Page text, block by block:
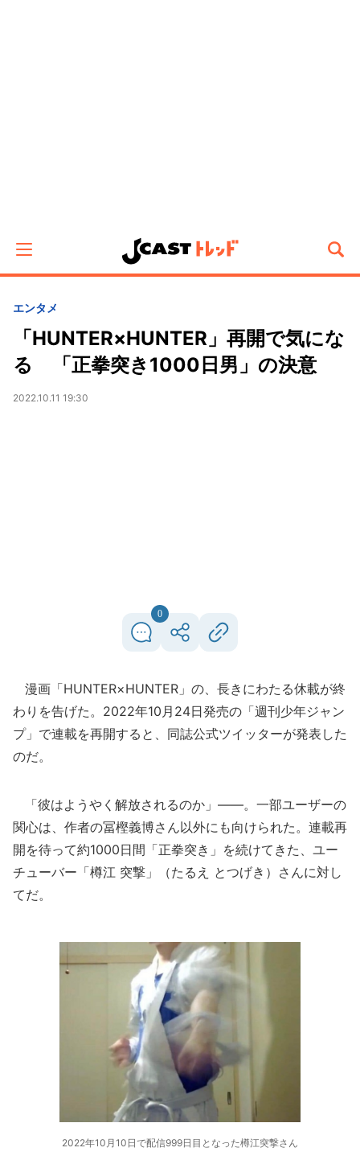
エンタメ
「HUNTER×HUNTER」再開で気にな
る 「正拳突き1000日男」の決意
2022.10.11 19:30
0
漫画「HUNTER×HUNTER」の、長きにわたる休載が終
わりを告げた。2022年10月24日発売の「週刊少年ジャン
プ」で連載を再開すると、同誌公式ツイッターが発表した
のだ。
「彼はようやく解放されるのか」――。一部ユーザーの
関心は、作者の冨樫義博さん以外にも向けられた。連載再
開を待って約1000日間「正拳突き」を続けてきた、ユー
チューバー「樽江 突撃」（たるえ とつげき）さんに対し
てだ。
2022年10月10日で配信999日目となった樽江突撃さん